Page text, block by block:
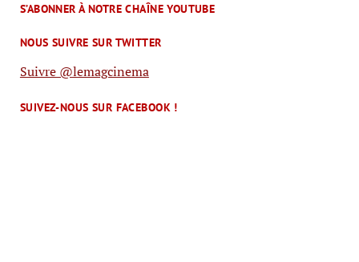
S’ABONNER À NOTRE CHAÎNE YOUTUBE
NOUS SUIVRE SUR TWITTER
Suivre @lemagcinema
SUIVEZ-NOUS SUR FACEBOOK !